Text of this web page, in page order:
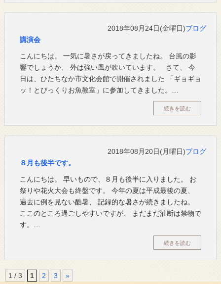
2018年08月24日(金曜日)ブログ
講演会
こんにちは。 一気に暑さが戻ってきましたね。 台風の影
響でしょうか、 外は強い風が吹いています。 さて、 今
日は、ひたちなか市文化会館で開催されました 「ギョギョ
ッ！とびっくりお魚教室」に参加してきました。…
続きを読む
2018年08月20日(月曜日)ブログ
８月も後半です。
こんにちは。 早いもので、８月も後半に入りました。 お
祭りや花火大会も終盤です。 今年の夏は平成最後の夏、
過去に例を見ない酷暑、 記録的な暑さが続きましたね。
ここのところ過ごしやすいですが、 まだまだ油断は禁物で
す。…
続きを読む
1 / 3 1 2 3 »